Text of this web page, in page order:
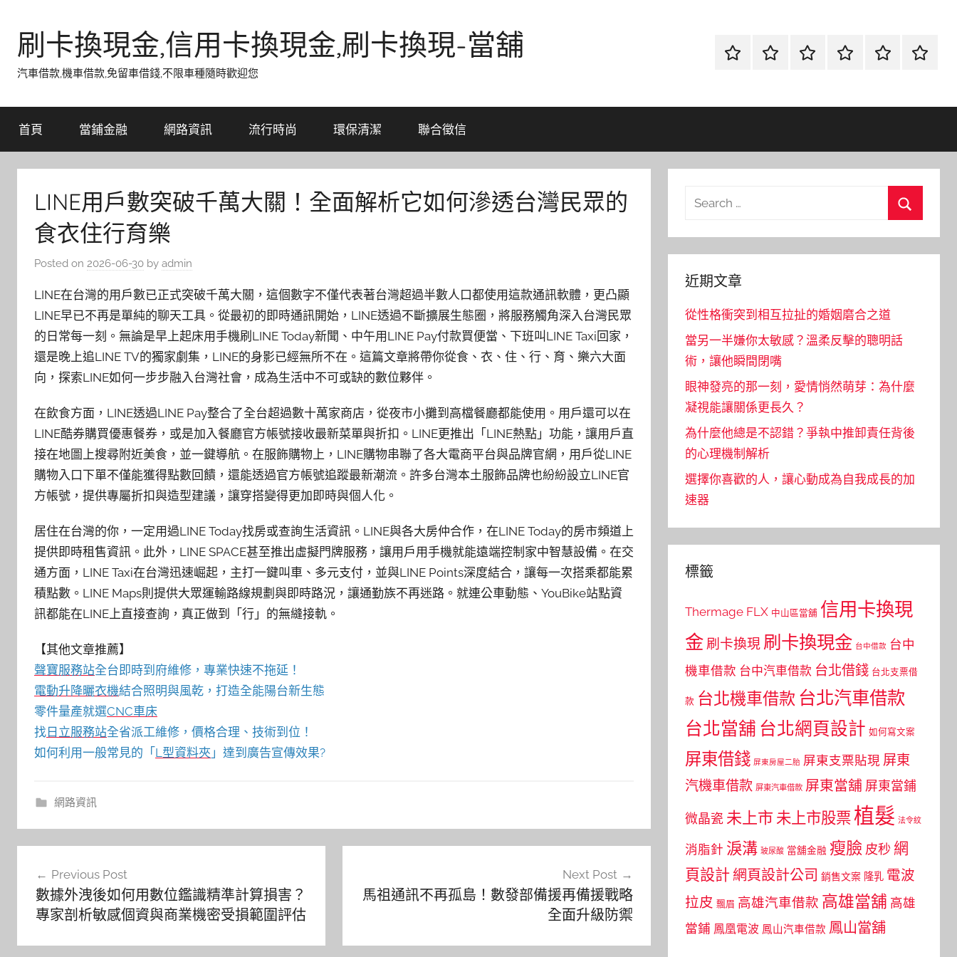
content刷卡換現金,信用卡換現金,刷卡換現-當舖
汽車借款,機車借款,免留車借錢,不限車種隨時歡迎您
首
當
網
流
環
聯
首頁 當鋪金融 網路資訊 流行時尚 環保清潔 聯合徵信
LINE用戶數突破千萬大關！全面解析它如何滲透台灣民眾的
食衣住行育樂
Posted on 2026-06-30 by admin
LINE在台灣的用戶數已正式突破千萬大關，這個數字不僅代表著台灣超過半數人口都使用這款通訊軟體，更凸顯
LINE早已不再是單純的聊天工具。從最初的即時通訊開始，LINE透過不斷擴展生態圈，將服務觸角深入台灣民眾
的日常每一刻。無論是早上起床用手機刷LINE Today新聞、中午用LINE Pay付款買便當、下班叫LINE Taxi回家，
還是晚上追LINE TV的獨家劇集，LINE的身影已經無所不在。這篇文章將帶你從食、衣、住、行、育、樂六大面
向，探索LINE如何一步步融入台灣社會，成為生活中不可或缺的數位夥伴。
在飲食方面，LINE透過LINE Pay整合了全台超過數十萬家商店，從夜市小攤到高檔餐廳都能使用。用戶還可以在
LINE酷券購買優惠餐券，或是加入餐廳官方帳號接收最新菜單與折扣。LINE更推出「LINE熱點」功能，讓用戶直
接在地圖上搜尋附近美食，並一鍵導航。在服飾購物上，LINE購物串聯了各大電商平台與品牌官網，用戶從LINE
購物入口下單不僅能獲得點數回饋，還能透過官方帳號追蹤最新潮流。許多台灣本土服飾品牌也紛紛設立LINE官
方帳號，提供專屬折扣與造型建議，讓穿搭變得更加即時與個人化。
居住在台灣的你，一定用過LINE Today找房或查詢生活資訊。LINE與各大房仲合作，在LINE Today的房市頻道上
提供即時租售資訊。此外，LINE SPACE甚至推出虛擬門牌服務，讓用戶用手機就能遠端控制家中智慧設備。在交
通方面，LINE Taxi在台灣迅速崛起，主打一鍵叫車、多元支付，並與LINE Points深度結合，讓每一次搭乘都能累
積點數。LINE Maps則提供大眾運輸路線規劃與即時路況，讓通勤族不再迷路。就連公車動態、YouBike站點資
訊都能在LINE上直接查詢，真正做到「行」的無縫接軌。
【其他文章推薦】
聲寶服務站全台即時到府維修，專業快速不拖延！
電動升降曬衣機結合照明與風乾，打造全能陽台新生態
零件量產就選CNC車床
找 日立服務站全省派工維修，價格合理、技術到位！
如何利用一般常見的「 L型資料夾 」達到廣告宣傳效果?
網路資訊
Previous Post
數據外洩後如何用數位鑑識精準計算損害？
專家剖析敏感個資與商業機密受損範圍評估
Next Post
馬祖通訊不再孤島！數發部備援再備援戰略
全面升級防禦
Search
近期文章
從性格衝突到相互拉扯的婚姻磨合之道
當另一半嫌你太敏感？溫柔反擊的聰明話
術，讓他瞬間閉嘴
眼神發亮的那一刻，愛情悄然萌芽：為什麼
凝視能讓關係更長久？
為什麼他總是不認錯？爭執中推卸責任背後
的心理機制解析
選擇你喜歡的人，讓心動成為自我成長的加
速器
標籤
Thermage FLX 中山區當舖 信用卡換現
金 刷卡換現 刷卡換現金 台中借款 台中
機車借款 台中汽車借款 台北借錢 台北支票借
款 台北機車借款 台北汽車借款
台北當舖 台北網頁設計 如何寫文案
屏東借錢 屏東房屋二胎 屏東支票貼現 屏東
汽機車借款 屏東汽車借款 屏東當舖 屏東當鋪
微晶瓷 未上市 未上市股票植髮 法令紋
消脂針 淚溝 玻尿酸 當舖金融 瘦臉 皮秒 網
頁設計 網頁設計公司 銷售文案 隆乳 電波
拉皮 飄眉 高雄汽車借款 高雄當舖 高雄
當鋪 鳳凰電波 鳳山汽車借款 鳳山當舖